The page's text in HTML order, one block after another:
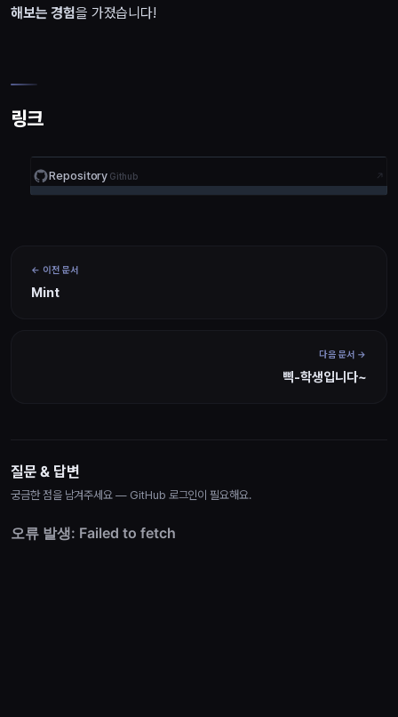
해보는 경험을 가졌습니다!
링크
Repository Github
이전 문서
Mint
다음 문서
삑-학생입니다~
질문 & 답변
궁금한 점을 남겨주세요 — GitHub 로그인이 필요해요.